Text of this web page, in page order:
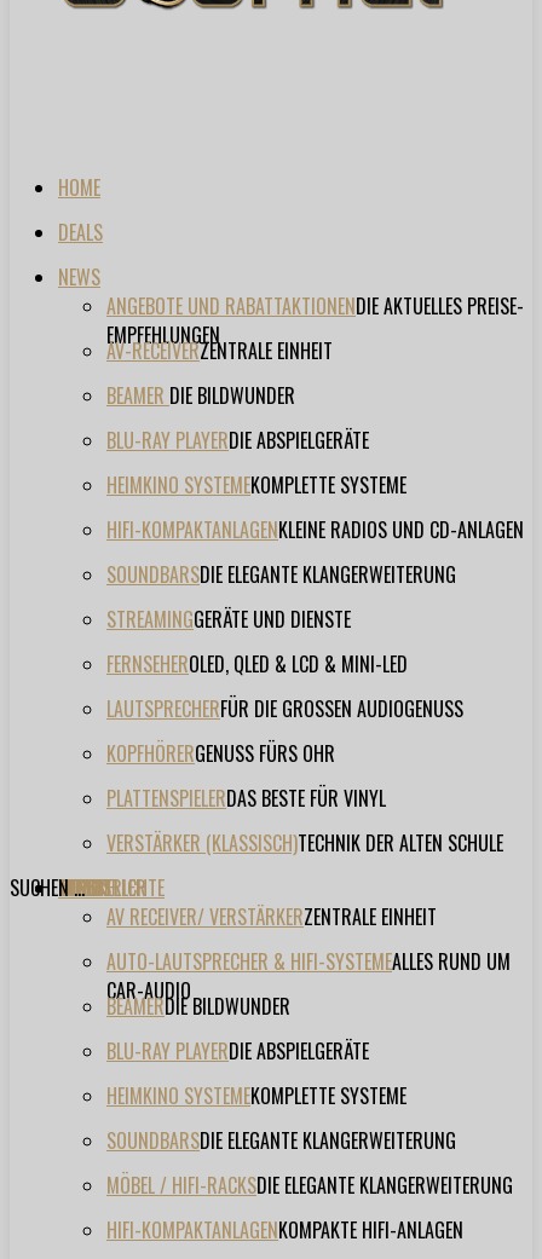
HOME
DEALS
NEWS
ANGEBOTE UND RABATTAKTIONENDIE AKTUELLES PREISE-
EMPFEHLUNGEN
AV-RECEIVERZENTRALE EINHEIT
BEAMER DIE BILDWUNDER
BLU-RAY PLAYERDIE ABSPIELGERÄTE
HEIMKINO SYSTEMEKOMPLETTE SYSTEME
HIFI-KOMPAKTANLAGENKLEINE RADIOS UND CD-ANLAGEN
SOUNDBARSDIE ELEGANTE KLANGERWEITERUNG
STREAMINGGERÄTE UND DIENSTE
FERNSEHEROLED, QLED & LCD & MINI-LED
LAUTSPRECHERFÜR DIE GROSSEN AUDIOGENUSS
KOPFHÖRERGENUSS FÜRS OHR
PLATTENSPIELERDAS BESTE FÜR VINYL
VERSTÄRKER (KLASSISCH)TECHNIK DER ALTEN SCHULE
TESTBERICHTE
AV RECEIVER/ VERSTÄRKERZENTRALE EINHEIT
AUTO-LAUTSPRECHER & HIFI-SYSTEMEALLES RUND UM
CAR-AUDIO
BEAMERDIE BILDWUNDER
BLU-RAY PLAYERDIE ABSPIELGERÄTE
HEIMKINO SYSTEMEKOMPLETTE SYSTEME
SOUNDBARSDIE ELEGANTE KLANGERWEITERUNG
MÖBEL / HIFI-RACKSDIE ELEGANTE KLANGERWEITERUNG
HIFI-KOMPAKTANLAGENKOMPAKTE HIFI-ANLAGEN
FORUM
FILME
VIDEOS
HERSTELLER
EVENT
SUCHEN ...